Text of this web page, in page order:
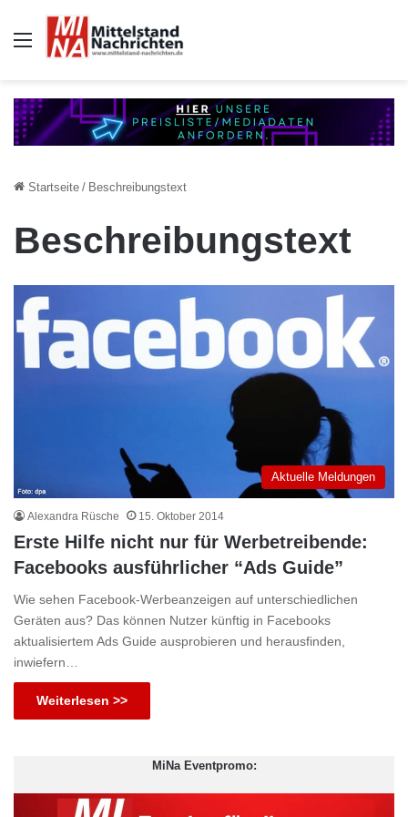
Auswahl
Startseite / Beschreibungstext
Beschreibungstext
Aktuelle Meldungen
Alexandra Rüsche 15. Oktober 2014
Erste Hilfe nicht nur für Werbetreibende:
Facebooks ausführlicher “Ads Guide”
Wie sehen Facebook-Werbeanzeigen auf unterschiedlichen
Geräten aus? Das können Nutzer künftig in Facebooks
aktualisiertem Ads Guide ausprobieren und herausfinden,
inwiefern…
Weiterlesen >>
MiNa Eventpromo: